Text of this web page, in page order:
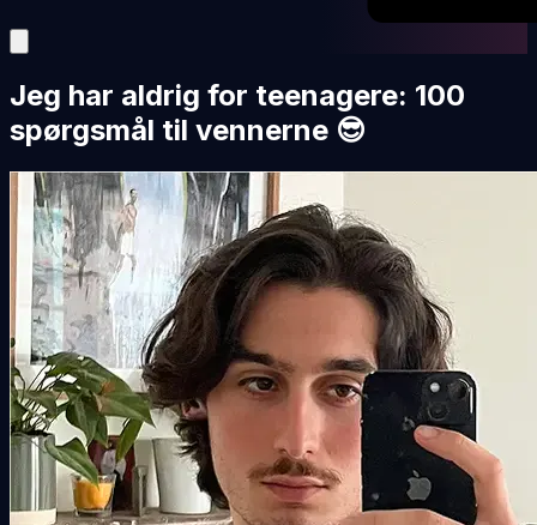
Jeg har aldrig for teenagere: 100
spørgsmål til vennerne 😎